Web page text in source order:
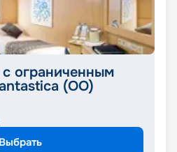
ограниченным
(OO)
Выбрать